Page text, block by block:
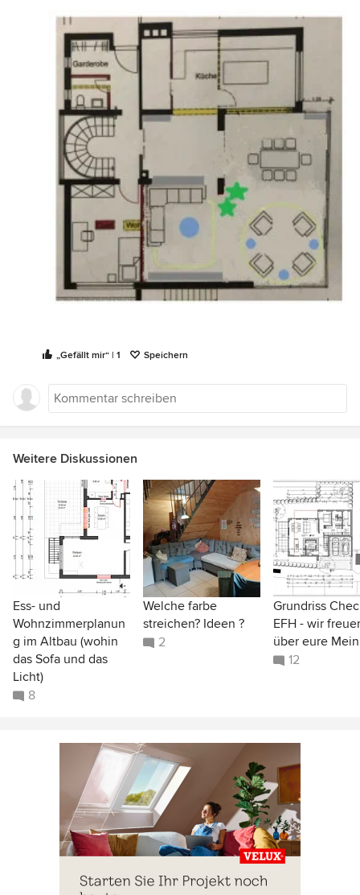
„Gefällt mir“ | 1 Speichern
Weitere Diskussionen
Ess- und
Wohnzimmerplanun
g im Altbau (wohin
das Sofa und das
Licht)
8
Welche farbe
streichen? Ideen ?
2
Grundriss
EFH - wir
über eure
12